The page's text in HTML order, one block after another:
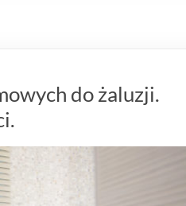
do żaluzji.